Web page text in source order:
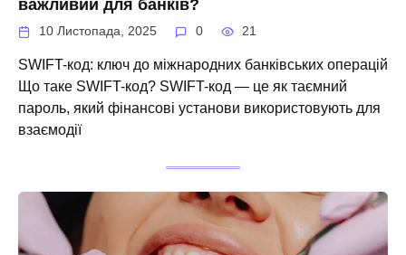
важливий для банків?
10 Листопада, 2025 0 21
SWIFT-код: ключ до міжнародних банківських операцій
Що таке SWIFT-код? SWIFT-код — це як таємний
пароль, який фінансові установи використовують для
взаємодії